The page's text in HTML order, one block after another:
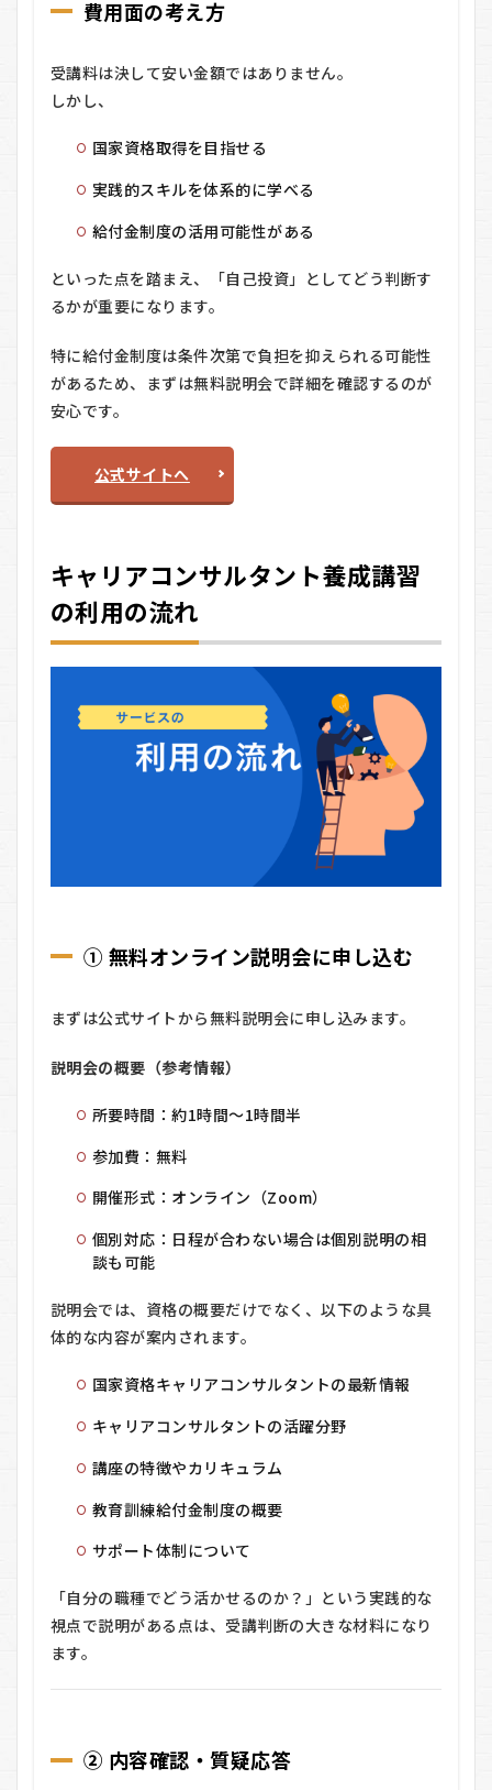
費用面の考え方
受講料は決して安い金額ではありません。
しかし、
国家資格取得を目指せる
実践的スキルを体系的に学べる
給付金制度の活用可能性がある
といった点を踏まえ、「自己投資」としてどう判断す
るかが重要になります。
特に給付金制度は条件次第で負担を抑えられる可能性
があるため、まずは無料説明会で詳細を確認するのが
安心です。
公式サイトへ
キャリアコンサルタント養成講習
の利用の流れ
① 無料オンライン説明会に申し込む
まずは公式サイトから無料説明会に申し込みます。
説明会の概要（参考情報）
所要時間：約1時間～1時間半
参加費：無料
開催形式：オンライン（Zoom）
個別対応：日程が合わない場合は個別説明の相
談も可能
説明会では、資格の概要だけでなく、以下のような具
体的な内容が案内されます。
国家資格キャリアコンサルタントの最新情報
キャリアコンサルタントの活躍分野
講座の特徴やカリキュラム
教育訓練給付金制度の概要
サポート体制について
「自分の職種でどう活かせるのか？」という実践的な
視点で説明がある点は、受講判断の大きな材料になり
ます。
② 内容確認・質疑応答